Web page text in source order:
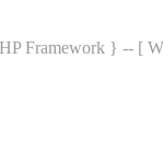
Framework } -- [